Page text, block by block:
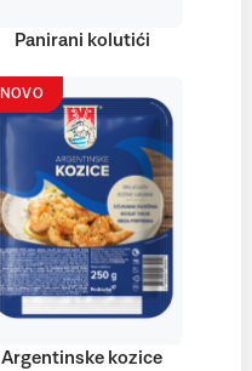
Panirani kolutići
NOVO
Argentinske kozice